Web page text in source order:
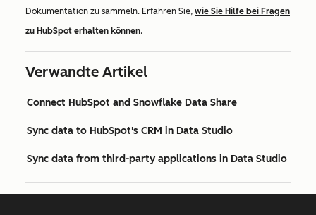
Dokumentation zu sammeln. Erfahren Sie, wie Sie Hilfe bei Fragen
zu HubSpot erhalten können.
Verwandte Artikel
Connect HubSpot and Snowflake Data Share
Sync data to HubSpot's CRM in Data Studio
Sync data from third-party applications in Data Studio